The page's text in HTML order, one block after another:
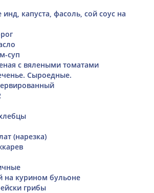
капуста, фасоль, сой соус на
суп
с вялеными томатами
Сыроедные.
(нарезка)
на курином бульоне
грибы